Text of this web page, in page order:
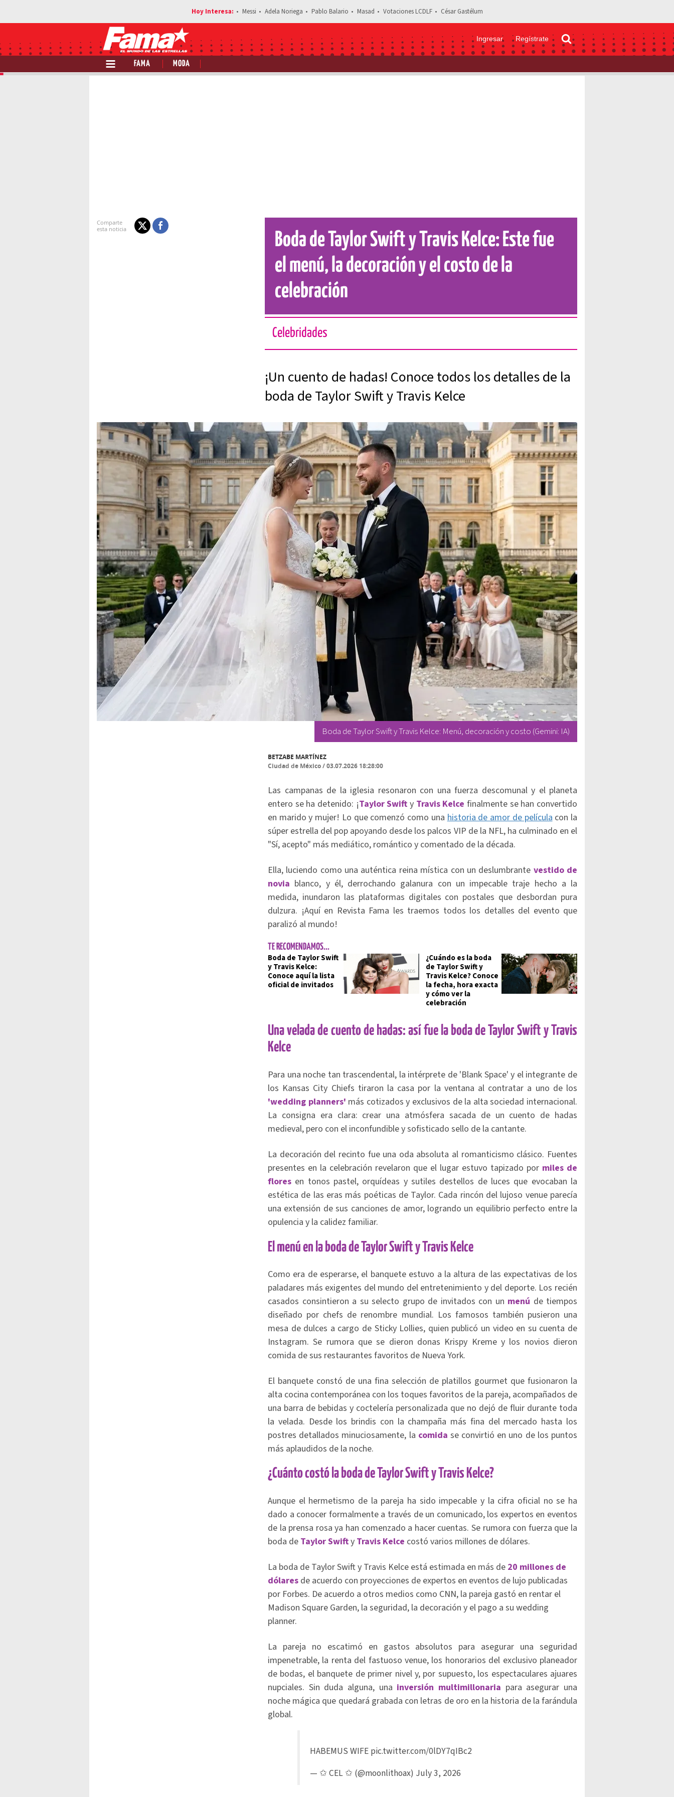
Messi Adela Noriega Pablo Balario Masad Votaciones LCDLF César Gastélum
Ingresar Regístrate
FAMA MODA
Estás leyendo: Boda de Taylor Swift y Travis Kelce: Este fue el menú, la decoración y el costo de la celebración
Boda de Taylor Swift y Travis Kelce: Este fue
el menú, la decoración y el costo de la
celebración
Celebridades
¡Un cuento de hadas! Conoce todos los detalles de la
boda de Taylor Swift y Travis Kelce
Boda de Taylor Swift y Travis Kelce: Menú, decoración y costo (Gemini: IA)
BETZABE MARTÍNEZ
Ciudad de México/03.07.2026 18:28:00
Las campanas de la iglesia resonaron con una fuerza descomunal y el planeta
entero se ha detenido: ¡Taylor Swift y Travis Kelcefinalmente se han convertido
en marido y mujer! Lo que comenzó como unahistoria de amor de películacon la
súper estrella del pop apoyando desde los palcos VIP de la NFL, ha culminado en el
"Sí, acepto" más mediático, romántico y comentado de la década.
Ella, luciendo como una auténtica reina mística con un deslumbrante vestido de
novia blanco, y él, derrochando galanura con un impecable traje hecho a la
medida, inundaron las plataformas digitales con postales que desbordan pura
dulzura. ¡Aquí en Revista Fama les traemos todos los detalles del evento que
paralizó al mundo!
TE RECOMENDAMOS...
Boda de Taylor Swift
y Travis Kelce:
Conoce aquí la lista
oficial de invitados
¿Cuándo es la boda
de Taylor Swift y
Travis Kelce? Conoce
la fecha, hora exacta
y cómo ver la
celebración
Una velada de cuento de hadas: así fue la boda de Taylor Swift y Travis
Kelce
Para una noche tan trascendental, la intérprete de 'Blank Space' y el integrante de
los Kansas City Chiefs tiraron la casa por la ventana al contratar a uno de los
'wedding planners' más cotizados y exclusivos de la alta sociedad internacional.
La consigna era clara: crear una atmósfera sacada de un cuento de hadas
medieval, pero con el inconfundible y sofisticado sello de la cantante.
La decoración del recinto fue una oda absoluta al romanticismo clásico. Fuentes
presentes en la celebración revelaron que el lugar estuvo tapizado por miles de
flores en tonos pastel, orquídeas y sutiles destellos de luces que evocaban la
estética de las eras más poéticas de Taylor. Cada rincón del lujoso venue parecía
una extensión de sus canciones de amor, logrando un equilibrio perfecto entre la
opulencia y la calidez familiar.
El menú en la boda de Taylor Swift y Travis Kelce
Como era de esperarse, el banquete estuvo a la altura de las expectativas de los
paladares más exigentes del mundo del entretenimiento y del deporte. Los recién
casados consintieron a su selecto grupo de invitados con un menú de tiempos
diseñado por chefs de renombre mundial. Los famosos también pusieron una
mesa de dulces a cargo de Sticky Lollies, quien publicó un video en su cuenta de
Instagram. Se rumora que se dieron donas Krispy Kreme y los novios dieron
comida de sus restaurantes favoritos de Nueva York.
El banquete constó de una fina selección de platillos gourmet que fusionaron la
alta cocina contemporánea con los toques favoritos de la pareja, acompañados de
una barra de bebidas y coctelería personalizada que no dejó de fluir durante toda
la velada. Desde los brindis con la champaña más fina del mercado hasta los
postres detallados minuciosamente, la comida se convirtió en uno de los puntos
más aplaudidos de la noche.
¿Cuánto costó la boda de Taylor Swift y Travis Kelce?
Aunque el hermetismo de la pareja ha sido impecable y la cifra oficial no se ha
dado a conocer formalmente a través de un comunicado, los expertos en eventos
de la prensa rosa ya han comenzado a hacer cuentas. Se rumora con fuerza que la
boda de Taylor Swifty Travis Kelce costó varios millones de dólares.
La boda de Taylor Swift y Travis Kelce está estimada en más de 20 millones de
dólares de acuerdo con proyecciones de expertos en eventos de lujo publicadas
por Forbes. De acuerdo a otros medios como CNN, la pareja gastó en rentar el
Madison Square Garden, la seguridad, la decoración y el pago a su wedding
planner.
La pareja no escatimó en gastos absolutos para asegurar una seguridad
impenetrable, la renta del fastuoso venue, los honorarios del exclusivo planeador
de bodas, el banquete de primer nivel y, por supuesto, los espectaculares ajuares
nupciales. Sin duda alguna, una inversión multimillonaria para asegurar una
noche mágica que quedará grabada con letras de oro en la historia de la farándula
global.
HABEMUS WIFE pic.twitter.com/0lDY7qIBc2
— ✩ CEL ✩ (@moonlithoax) July 3, 2026